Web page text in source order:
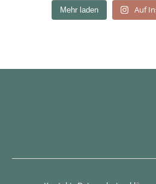
Mehr laden Auf